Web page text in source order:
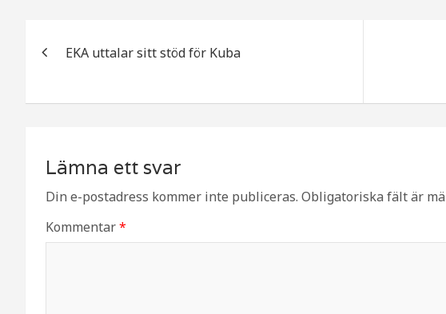
EKA uttalar sitt stöd för Kuba
Lämna ett svar
Din e-postadress kommer inte publiceras. Obligatoriska fält är
Kommentar*